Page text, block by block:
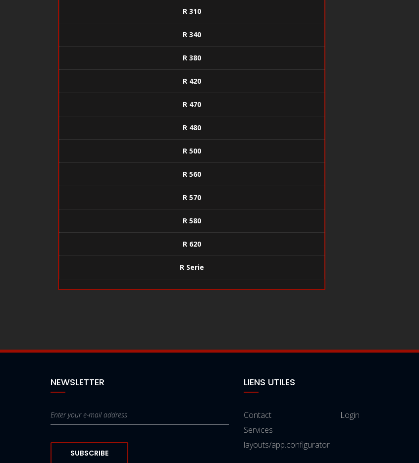
R 310
R 340
R 380
R 420
R 470
R 480
R 500
R 560
R 570
R 580
R 620
R Serie
NEWSLETTER
SUBSCRIBE
LIENS UTILES
Contact
Services
layouts/app.configurator
Login